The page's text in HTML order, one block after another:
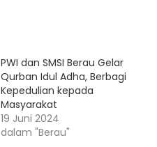
PWI dan SMSI Berau Gelar
Qurban Idul Adha, Berbagi
Kepedulian kepada
Masyarakat
19 Juni 2024
dalam "Berau"